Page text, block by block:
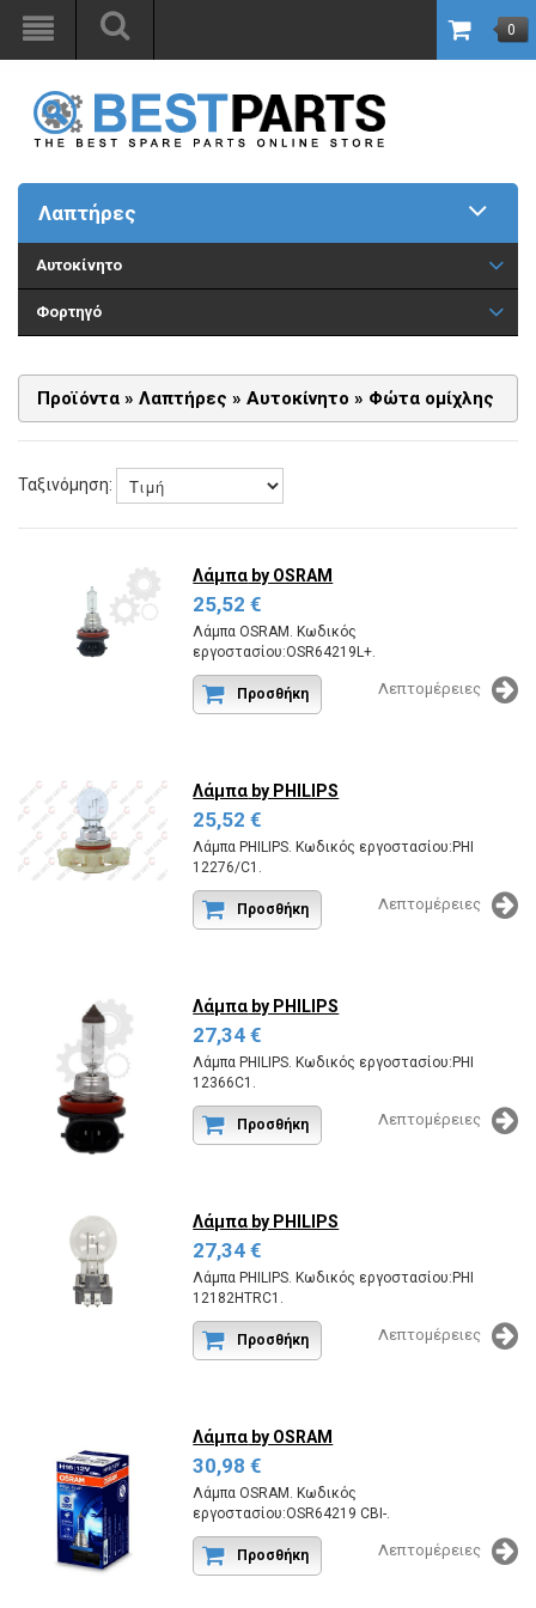
0
Λαπτήρες
Αυτοκίνητο
Φορτηγό
Προϊόντα » Λαπτήρες » Αυτοκίνητο » Φώτα ομίχλης
Ταξινόμηση:
Λάμπα by OSRAM
25,52 €
Λάμπα OSRAM. Κωδικός
εργοστασίου:OSR64219L+.
Προσθήκη Λεπτομέρειες
Λάμπα by PHILIPS
25,52 €
Λάμπα PHILIPS. Κωδικός εργοστασίου:PHI
12276/C1.
Προσθήκη Λεπτομέρειες
Λάμπα by PHILIPS
27,34 €
Λάμπα PHILIPS. Κωδικός εργοστασίου:PHI
12366C1.
Προσθήκη Λεπτομέρειες
Λάμπα by PHILIPS
27,34 €
Λάμπα PHILIPS. Κωδικός εργοστασίου:PHI
12182HTRC1.
Προσθήκη Λεπτομέρειες
Λάμπα by OSRAM
30,98 €
Λάμπα OSRAM. Κωδικός
εργοστασίου:OSR64219 CBI-.
Προσθήκη Λεπτομέρειες